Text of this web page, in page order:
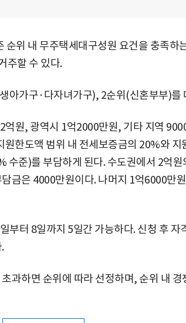
순위 내 무주택세대구성원 요건을 충족하
주할 수 있다.
아가구·다자녀가구), 2순위(신혼부부)를
억원, 광역시 1억2000만원, 기타 지역
원한도액 범위 내 전세보증금의 20%와 지
수준)를 부담하게 된다. 수도권에서 2억
금은 4000만원이다. 나머지 1억6000만
부터 8일까지 5일간 가능하다. 신청 후 자
과하면 순위에 따라 선정하며, 순위 내 경